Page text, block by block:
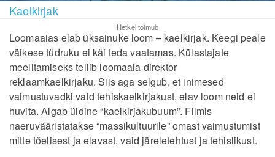
Kaelkirjak
Hetkel toimub
Loomaaias elab üksainuke loom – kaelkirjak. Keegi peale
väikese tüdruku ei käi teda vaatamas. Külastajate
meelitamiseks tellib loomaaia direktor
reklaamkaelkirjaku. Siis aga selgub, et inimesed
vaimustuvadki vaid tehiskaelkirjakust, elav loom neid ei
huvita. Algab üldine “kaelkirjakubuum”. Filmis
naeruvääristatakse “massikultuurile” omast vaimustumist
mitte tõelisest ja elavast, vaid järeletehtust ja tehislikust.